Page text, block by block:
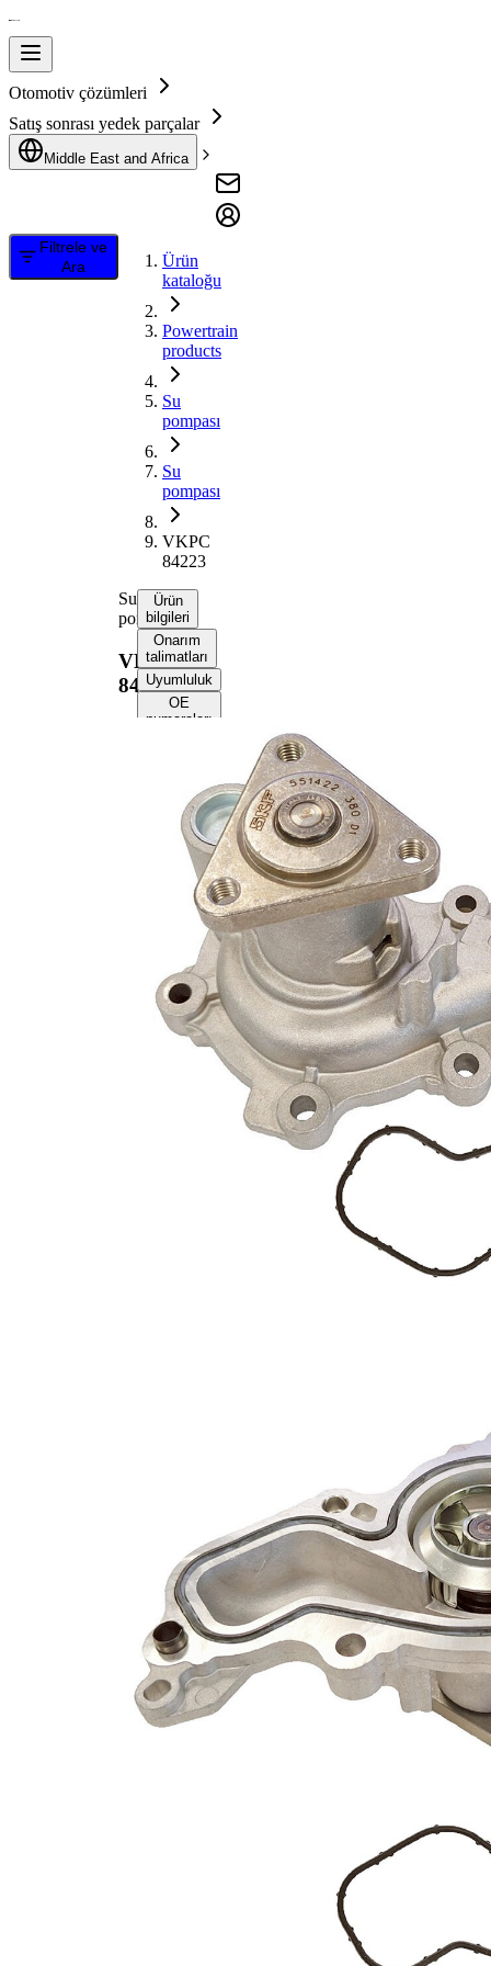
Otomotiv çözümleri
Satış sonrası yedek parçalar
Middle East and Africa
Filtrele ve
Ara
Ürün
kataloğu
Powertrain
products
Su
pompası
Su
pompası
VKPC
84223
Su
pompası
VKPC
84223
Ürün
bilgileri
Onarım
talimatları
Uyumluluk
OE
numaraları
Ürün bilgileri
Özellik
Değer
açıklama
Contalar
ile
45 mm